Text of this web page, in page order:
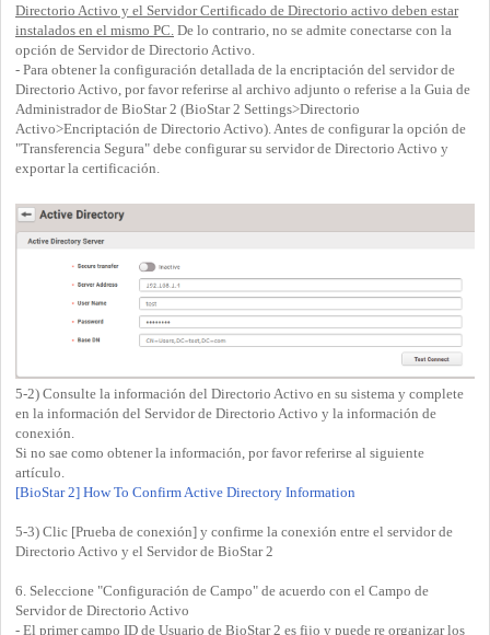
Directorio Activo y el Servidor Certificado de Directorio activo deben estar
instalados en el mismo PC. De lo contrario, no se admite conectarse con la
opción de Servidor de Directorio Activo.
- Para obtener la configuración detallada de la encriptación del servidor de
Directorio Activo, por favor referirse al archivo adjunto o referise a la Guia de
Administrador de BioStar 2 (BioStar 2 Settings>Directorio
Activo>Encriptación de Directorio Activo). Antes de configurar la opción de
"Transferencia Segura" debe configurar su servidor de Directorio Activo y
exportar la certificación.
5-2) Consulte la información del Directorio Activo en su sistema y complete
en la información del Servidor de Directorio Activo y la información de
conexión.
Si no sae como obtener la información, por favor referirse al siguiente
artículo.
[BioStar 2] How To Confirm Active Directory Information
5-3) Clic [Prueba de conexión] y confirme la conexión entre el servidor de
Directorio Activo y el Servidor de BioStar 2
6. Seleccione "Configuración de Campo" de acuerdo con el Campo de
Servidor de Directorio Activo
- El primer campo ID de Usuario de BioStar 2 es fijo y puede re organizar los